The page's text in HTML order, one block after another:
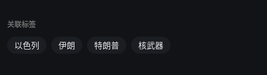
关联标签
以色列 伊朗 特朗普 核武器